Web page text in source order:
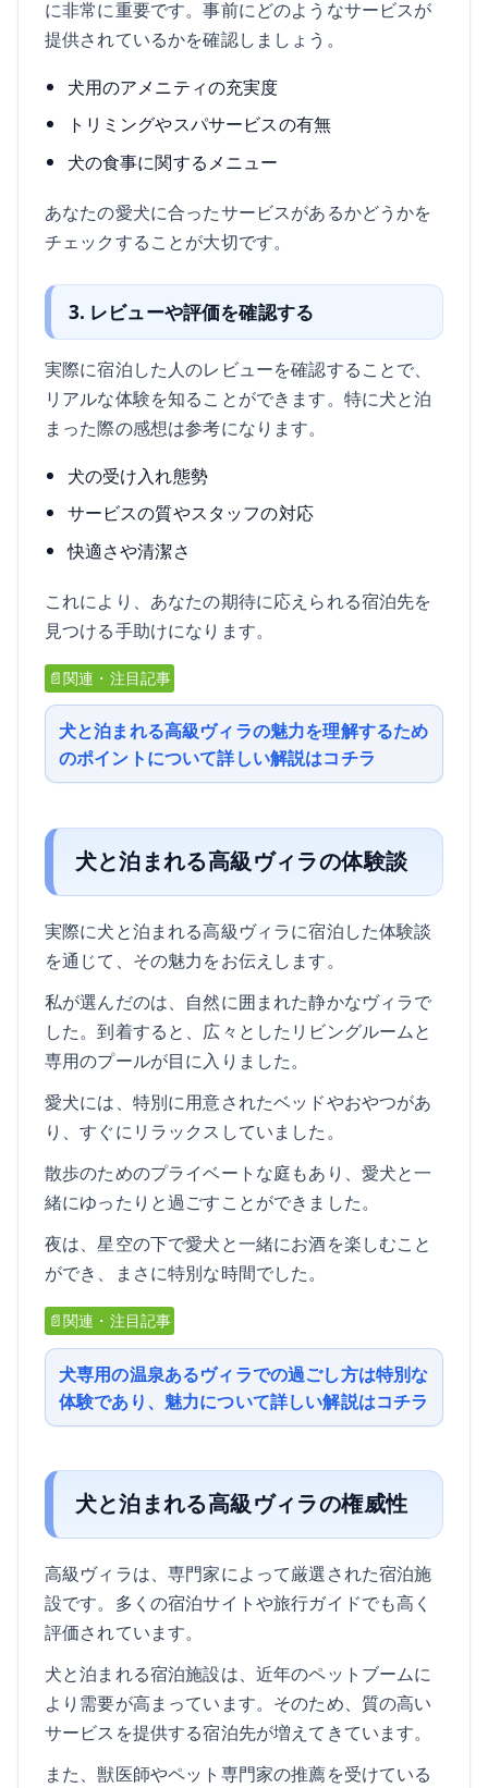
に非常に重要です。事前にどのようなサービスが
提供されているかを確認しましょう。
犬用のアメニティの充実度
トリミングやスパサービスの有無
犬の食事に関するメニュー
あなたの愛犬に合ったサービスがあるかどうかを
チェックすることが大切です。
3. レビューや評価を確認する
実際に宿泊した人のレビューを確認することで、
リアルな体験を知ることができます。特に犬と泊
まった際の感想は参考になります。
犬の受け入れ態勢
サービスの質やスタッフの対応
快適さや清潔さ
これにより、あなたの期待に応えられる宿泊先を
見つける手助けになります。
📄関連・注目記事
犬と泊まれる高級ヴィラの魅力を理解するため
のポイントについて詳しい解説はコチラ
犬と泊まれる高級ヴィラの体験談
実際に犬と泊まれる高級ヴィラに宿泊した体験談
を通じて、その魅力をお伝えします。
私が選んだのは、自然に囲まれた静かなヴィラで
した。到着すると、広々としたリビングルームと
専用のプールが目に入りました。
愛犬には、特別に用意されたベッドやおやつがあ
り、すぐにリラックスしていました。
散歩のためのプライベートな庭もあり、愛犬と一
緒にゆったりと過ごすことができました。
夜は、星空の下で愛犬と一緒にお酒を楽しむこと
ができ、まさに特別な時間でした。
📄関連・注目記事
犬専用の温泉あるヴィラでの過ごし方は特別な
体験であり、魅力について詳しい解説はコチラ
犬と泊まれる高級ヴィラの権威性
高級ヴィラは、専門家によって厳選された宿泊施
設です。多くの宿泊サイトや旅行ガイドでも高く
評価されています。
犬と泊まれる宿泊施設は、近年のペットブームに
より需要が高まっています。そのため、質の高い
サービスを提供する宿泊先が増えてきています。
また、獣医師やペット専門家の推薦を受けている